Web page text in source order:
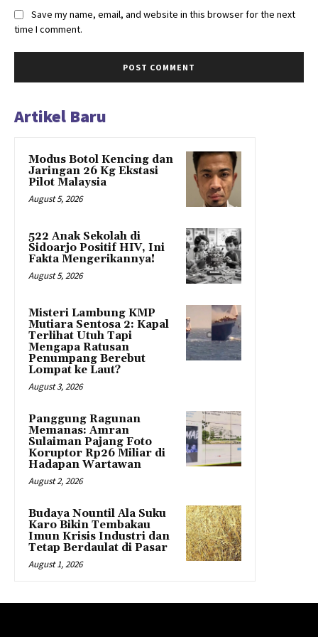
Save my name, email, and website in this browser for the next
time I comment.
Artikel Baru
Modus Botol Kencing dan
Jaringan 26 Kg Ekstasi
Pilot Malaysia
August 5, 2026
522 Anak Sekolah di
Sidoarjo Positif HIV, Ini
Fakta Mengerikannya!
August 5, 2026
Misteri Lambung KMP
Mutiara Sentosa 2: Kapal
Terlihat Utuh Tapi
Mengapa Ratusan
Penumpang Berebut
Lompat ke Laut?
August 3, 2026
Panggung Ragunan
Memanas: Amran
Sulaiman Pajang Foto
Koruptor Rp26 Miliar di
Hadapan Wartawan
August 2, 2026
Budaya Nountil Ala Suku
Karo Bikin Tembakau
Imun Krisis Industri dan
Tetap Berdaulat di Pasar
August 1, 2026